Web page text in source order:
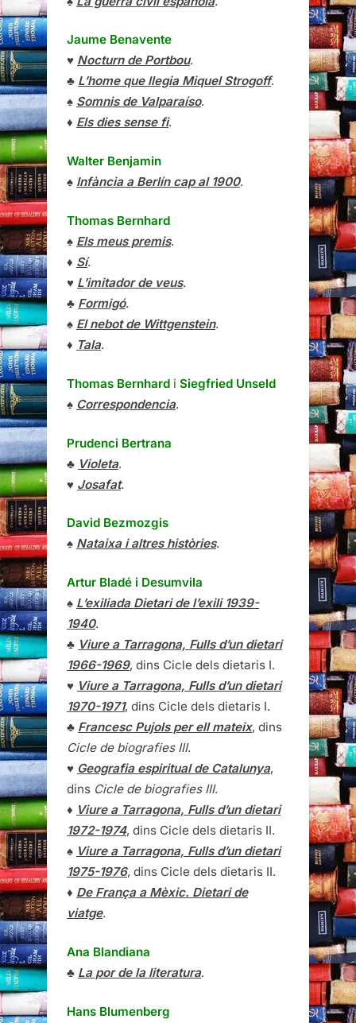
Jaume Benavente
♥ Nocturn de Portbou.
♣ L’home que llegia Miquel Strogoff.
♠ Somnis de Valparaíso.
♦ Els dies sense fi.
Walter Benjamin
♠ Infància a Berlín cap al 1900.
Thomas Bernhard
♠ Els meus premis.
♦ Sí.
♥ L’imitador de veus.
♣ Formigó.
♠ El nebot de Wittgenstein.
♦ Tala.
Thomas Bernhard i Siegfried Unseld
♠ Correspondencia.
Prudenci Bertrana
♣ Violeta.
♥ Josafat.
David Bezmozgis
♠ Nataixa i altres històries.
Artur Bladé i Desumvila
♠ L’exiliada Dietari de l’exili 1939-
1940.
♣ Viure a Tarragona, Fulls d’un dietari
1966-1969, dins Cicle dels dietaris I.
♥ Viure a Tarragona, Fulls d’un dietari
1970-1971, dins Cicle dels dietaris I.
♣ Francesc Pujols per ell mateix, dins
Cicle de biografies III.
♥ Geografia espiritual de Catalunya,
dins Cicle de biografies III.
♦ Viure a Tarragona, Fulls d’un dietari
1972-1974, dins Cicle dels dietaris II.
♠ Viure a Tarragona, Fulls d’un dietari
1975-1976, dins Cicle dels dietaris II.
♦ De França a Mèxic. Dietari de
viatge.
Ana Blandiana
♣ La por de la literatura.
Hans Blumenberg